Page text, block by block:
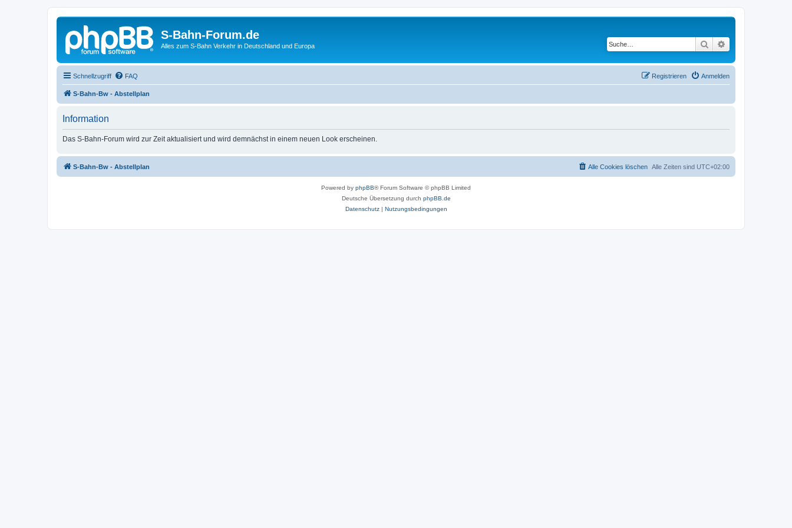
S-Bahn-Forum.de
Alles zum S-Bahn Verkehr in Deutschland und Europa Suche
Schnellzugriff FAQ Anmelden
Registrieren
S-Bahn-Bw - Abstellplan
Information
Das S-Bahn-Forum wird zur Zeit aktualisiert und wird demnächst in einem neuen Look erscheinen.
S-Bahn-Bw - Abstellplan Alle Zeiten sind UTC+02:00
Alle Cookies löschen
Powered by phpBB® Forum Software © phpBB Limited
Deutsche Übersetzung durch phpBB.de
Datenschutz| Nutzungsbedingungen